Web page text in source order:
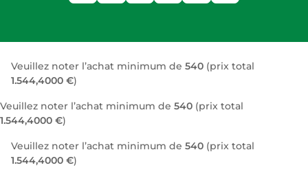
Veuillez noter l’achat minimum de 540 (prix total
1.544,4000 €)
Veuillez noter l’achat minimum de 540 (prix total
1.544,4000 €)
Veuillez noter l’achat minimum de 540 (prix total
1.544,4000 €)